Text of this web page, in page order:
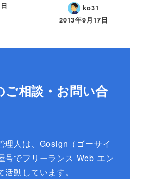
ko31
2013年9月17日
ご相談・お問い合
理人は、Gosign（ゴーサイ
号でフリーランス Web エン
活動しています。